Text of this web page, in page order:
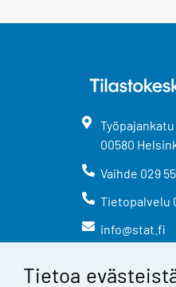
Tietoa
Työpajankatu
00580
Vaihde 029
Tietopalvelu
info@stat.fi